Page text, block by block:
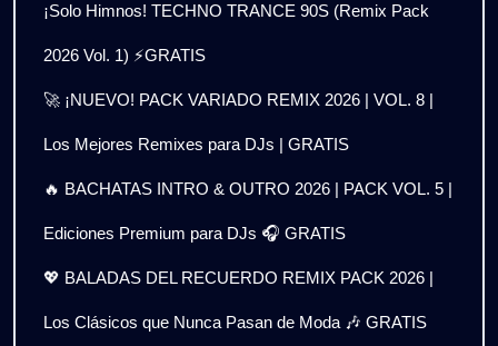
¡Solo Himnos! TECHNO TRANCE 90S (Remix Pack
2026 Vol. 1) ⚡GRATIS
🚀 ¡NUEVO! PACK VARIADO REMIX 2026 | VOL. 8 |
Los Mejores Remixes para DJs | GRATIS
🔥 BACHATAS INTRO & OUTRO 2026 | PACK VOL. 5 |
Ediciones Premium para DJs 🎧 GRATIS
💖 BALADAS DEL RECUERDO REMIX PACK 2026 |
Los Clásicos que Nunca Pasan de Moda 🎶 GRATIS